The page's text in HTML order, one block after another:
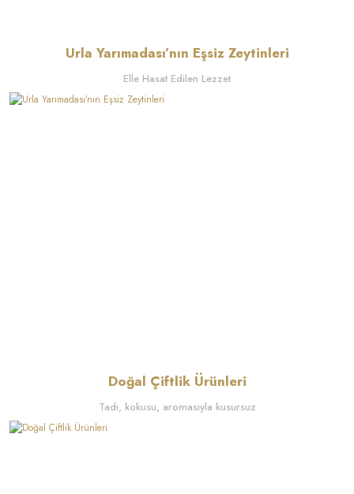
Urla Yarımadası’nın Eşsiz Zeytinleri
Elle Hasat Edilen Lezzet
Doğal Çiftlik Ürünleri
Tadı, kokusu, aromasıyla kusursuz